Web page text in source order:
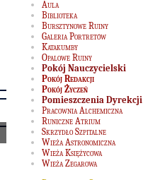
Aula
Biblioteka
Bursztynowe Ruiny
Galeria Portretów
Katakumby
Opalowe Ruiny
Pokój Nauczycielski
Pokój Redakcji
Pokój Życzeń
Pomieszczenia Dyrekcji
Pracownia Alchemiczna
Runiczne Atrium
Skrzydło Szpitalne
Wieża Astronomiczna
Wieża Księżycowa
Wieża Zegarowa